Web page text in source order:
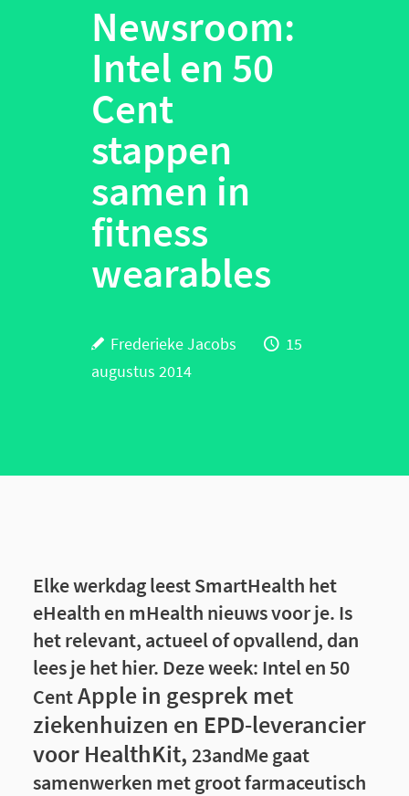
Newsroom:
Intel en 50
Cent
stappen
samen in
fitness
wearables
Frederieke Jacobs
15
augustus 2014
Elke werkdag leest SmartHealth het
eHealth en mHealth nieuws voor je. Is
het relevant, actueel of opvallend, dan
lees je het hier. Deze week: Intel en 50
CentApple in gesprek met
ziekenhuizen en EPD-leverancier
voor HealthKit, 23andMe gaat
samenwerken met groot farmaceutisch